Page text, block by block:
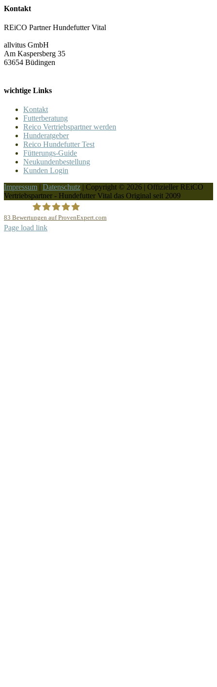
Kontakt
REiCO Partner Hundefutter Vital
allvitus GmbH
Am Kaspersberg 35
63654 Büdingen
wichtige Links
Kontakt
Futterberatung
Reico Vertriebspartner werden
Hunderatgeber
Reico Hundefutter Test
Fütterungs-Guide
Neukundenbestellung
Kunden Login
Impressum | Datenschutz | Copyright © 2026 | Offizieller REiCO
Vertriebspartner - Hundefutter Vital das Original seit 2009
83 Bewertungen auf ProvenExpert.com
Page load link